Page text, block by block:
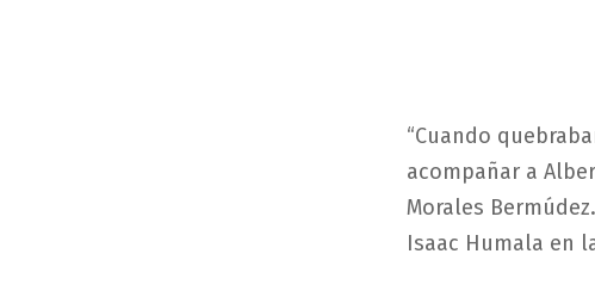
“Cuando
acompañar a
Morales
Isaac Humala en